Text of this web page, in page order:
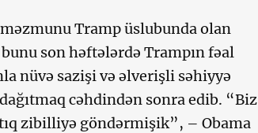
Tramp üslubunda olan
son həftələrdə Trampın fəal
nüvə sazişi və əlverişli səhiyyə
cəhdindən sonra edib. “Biz
zibilliyə göndərmişik”, – Obama